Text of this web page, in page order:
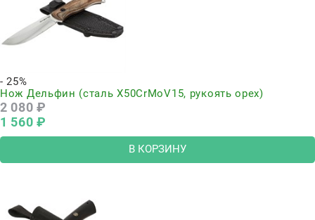
- 25%
Нож Дельфин (сталь Х50CrMoV15, рукоять орех)
2 080 ₽
1 560 ₽
В КОРЗИНУ